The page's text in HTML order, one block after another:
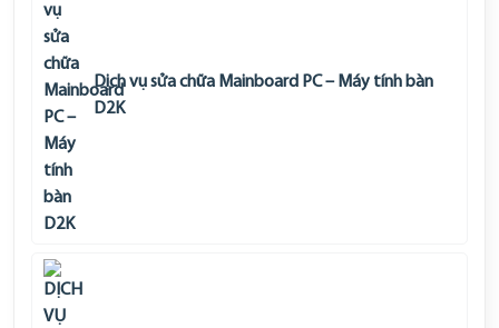
Dịch vụ sửa chữa Mainboard PC – Máy tính bàn
D2K